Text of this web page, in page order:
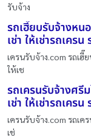
รับจ้าง
รถเฮี๊ยบรับจ้างหน
เช่า ให้เช่ารถเครน
เครนรับจ้าง.com รถเ
ให้เช
รถเครนรับจ้างศรี
เช่า ให้เช่ารถเครน
เครนรับจ้าง.com รถเค
เช่